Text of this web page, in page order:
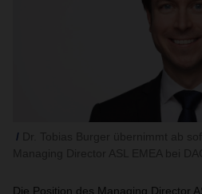
Die Position des Managing Director